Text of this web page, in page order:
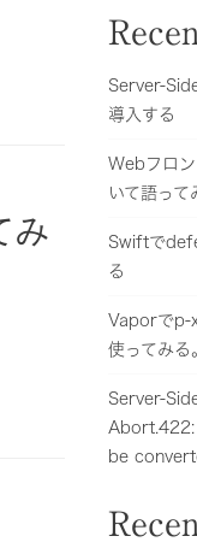
み
Server-
導入する
Webフロ
いて語って
Swiftで
る
Vaporでp-
使ってみる
Server-
be